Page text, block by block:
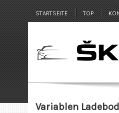
STARTSEITE TOP
Variablen